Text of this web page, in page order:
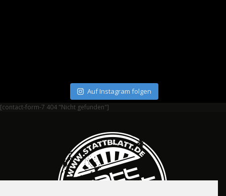
Auf Instagram folgen
[contact-form-7 404 "Nicht gefunden"]